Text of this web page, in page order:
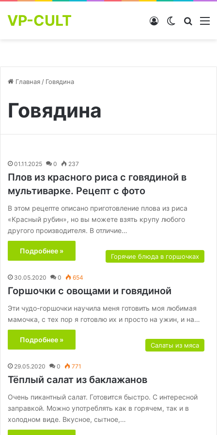
VP-CULT Switch skin
Войти
Главная / Говядина
Говядина
01.11.2025 0 237
Плов из красного риса с говядиной в
мультиварке. Рецепт с фото
В этом рецепте описано приготовление плова из риса
«Красный рубин», но вы можете взять крупу любого
другого производителя. В отличие…
Подробнее »
Горячие блюда в горшочках
30.05.2020 0 654
Горшочки с овощами и говядиной
Эти чудо-горшочки научила меня готовить моя любимая
мамочка, с тех пор я готовлю их и просто на ужин, и на…
Подробнее »
Салаты из мяса
29.05.2020 0 771
Тёплый салат из баклажанов
Очень пикантный салат. Готовится быстро. С интересной
заправкой. Можно употреблять как в горячем, так и в
холодном виде. Вкусное, сытное,…